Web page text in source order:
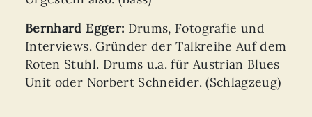
Bernhard Egger: Drums, Fotografie und
Interviews. Gründer der Talkreihe Auf dem
Roten Stuhl. Drums u.a. für Austrian Blues
Unit oder Norbert Schneider. (Schlagzeug)